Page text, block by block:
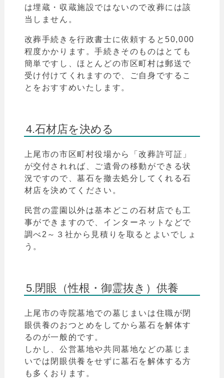
は埋蔵・収蔵施設ではないので改葬には該
当しません。
改葬手続きを行政書士に依頼すると50,000
程度かかります。手続きそのものはとても
簡単ですし、ほとんどの市区町村は郵送で
受け付けてくれますので、ご自身でするこ
とをおすすめいたします。
4.石材店を決める
上尾市の市区町村役場から 「改葬許可証」
が交付されれば、ご遺骨の移動ができる状
況ですので、墓石を撤去処分してくれる石
材店を決めてください。
民営の霊園以外は基本どこの石材店でも工
事ができますので、インターネットなどで
調べ2～３社から見積りを取るとよいでしょ
う。
5.閉眼（性根・御霊抜き）供養
上尾市の寺院墓地での墓じまいは住職が閉
眼供養のおつとめをしてから墓石を解体す
るのが一般的です。
しかし、公営墓地や共同墓地などの墓じま
いでは 閉眼供養をせずに墓石を解体する方
も多くおります。